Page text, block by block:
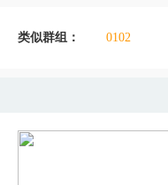
类似群组： 0102